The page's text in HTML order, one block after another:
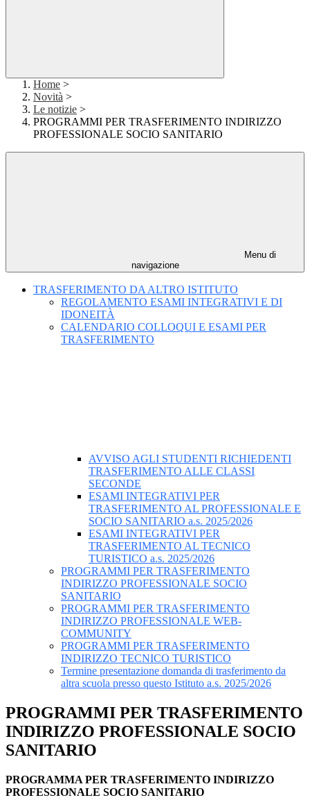
Home >
Novità >
Le notizie >
PROGRAMMI PER TRASFERIMENTO INDIRIZZO
PROFESSIONALE SOCIO SANITARIO
Menu di
navigazione
TRASFERIMENTO DA ALTRO ISTITUTO
REGOLAMENTO ESAMI INTEGRATIVI E DI
IDONEITÀ
CALENDARIO COLLOQUI E ESAMI PER
TRASFERIMENTO
AVVISO AGLI STUDENTI RICHIEDENTI
TRASFERIMENTO ALLE CLASSI
SECONDE
ESAMI INTEGRATIVI PER
TRASFERIMENTO AL PROFESSIONALE E
SOCIO SANITARIO a.s. 2025/2026
ESAMI INTEGRATIVI PER
TRASFERIMENTO AL TECNICO
TURISTICO a.s. 2025/2026
PROGRAMMI PER TRASFERIMENTO
INDIRIZZO PROFESSIONALE SOCIO
SANITARIO
PROGRAMMI PER TRASFERIMENTO
INDIRIZZO PROFESSIONALE WEB-
COMMUNITY
PROGRAMMI PER TRASFERIMENTO
INDIRIZZO TECNICO TURISTICO
Termine presentazione domanda di trasferimento da
altra scuola presso questo Istituto a.s. 2025/2026
PROGRAMMI PER TRASFERIMENTO
INDIRIZZO PROFESSIONALE SOCIO
SANITARIO
PROGRAMMA PER TRASFERIMENTO INDIRIZZO
PROFESSIONALE SOCIO SANITARIO